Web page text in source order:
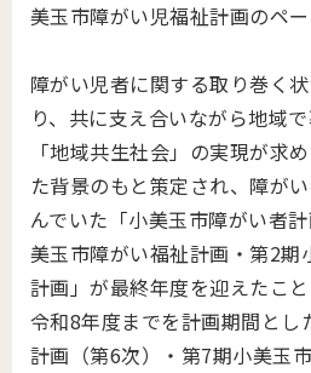
美玉市障がい児福祉計画のペー
障がい児者に関する取り巻く
り、共に支え合いながら地域
「地域共生社会」の実現が求
た背景のもと策定され、障が
んでいた「小美玉市障がい者
美玉市障がい福祉計画・第2期
計画」が最終年度を迎えたこ
令和8年度までを計画期間とし
計画（第6次）・第7期小美玉